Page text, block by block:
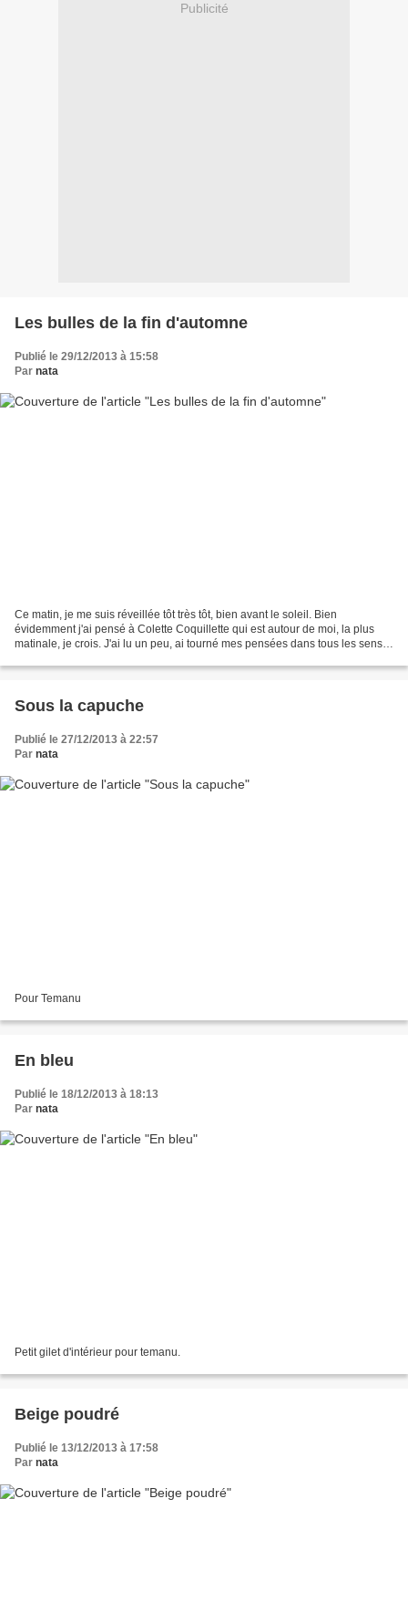
Publicité
Les bulles de la fin d'automne
Publié le 29/12/2013 à 15:58
Par nata
Ce matin, je me suis réveillée tôt très tôt, bien avant le soleil. Bien
évidemment j'ai pensé à Colette Coquillette qui est autour de moi, la plus
matinale, je crois. J'ai lu un peu, ai tourné mes pensées dans tous les sens,
Sous la capuche
Publié le 27/12/2013 à 22:57
Par nata
Pour Temanu
En bleu
Publié le 18/12/2013 à 18:13
Par nata
Petit gilet d'intérieur pour temanu.
Beige poudré
Publié le 13/12/2013 à 17:58
Par nata